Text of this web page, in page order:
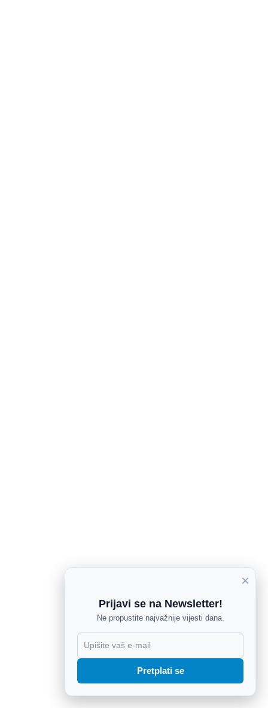
×
Prijavi se na Newsletter!
Ne propustite najvažnije vijesti dana.
Pretplati se